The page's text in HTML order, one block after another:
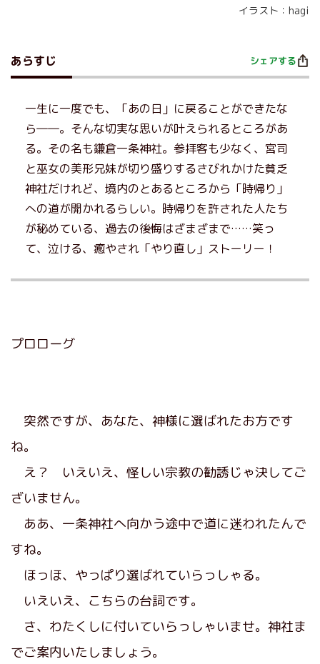
イラスト：hagi
あらすじ シェアする
一生に一度でも、「あの日」に戻ることができたな
ら――。そんな切実な思いが叶えられるところがあ
る。その名も鎌倉一条神社。参拝客も少なく、宮司
と巫女の美形兄妹が切り盛りするさびれかけた貧乏
神社だけれど、境内のとあるところから「時帰り」
への道が開かれるらしい。時帰りを許された人たち
が秘めている、過去の後悔はざまざまで……笑っ
て、泣ける、癒やされ「やり直し」ストーリー！
プロローグ
突然ですが、あなた、神様に選ばれたお方です
ね。
え？ いえいえ、怪しい宗教の勧誘じゃ決してご
ざいません。
ああ、一条神社へ向かう途中で道に迷われたんで
すね。
ほっほ、やっぱり選ばれていらっしゃる。
いえいえ、こちらの台詞です。
さ、わたくしに付いていらっしゃいませ。神社ま
でご案内いたしましょう。